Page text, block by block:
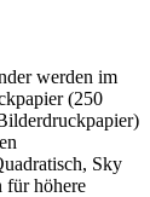
werden im
(250
Sky
für höhere